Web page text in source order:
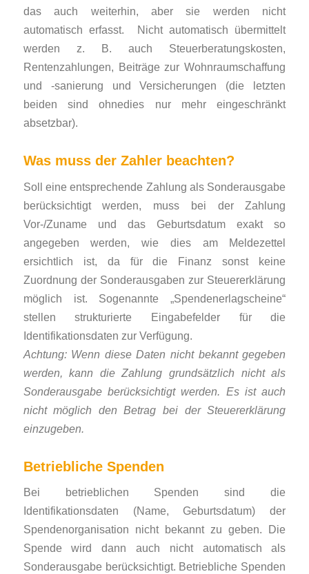
das auch weiterhin, aber sie werden nicht
automatisch erfasst. Nicht automatisch übermittelt
werden z. B. auch Steuerberatungskosten,
Rentenzahlungen, Beiträge zur Wohnraumschaffung
und -sanierung und Versicherungen (die letzten
beiden sind ohnedies nur mehr eingeschränkt
absetzbar).
Was muss der Zahler beachten?
Soll eine entsprechende Zahlung als Sonderausgabe
berücksichtigt werden, muss bei der Zahlung
Vor-/Zuname und das Geburtsdatum exakt so
angegeben werden, wie dies am Meldezettel
ersichtlich ist, da für die Finanz sonst keine
Zuordnung der Sonderausgaben zur Steuererklärung
möglich ist. Sogenannte „Spendenerlagscheine“
stellen strukturierte Eingabefelder für die
Identifikationsdaten zur Verfügung.
Achtung: Wenn diese Daten nicht bekannt gegeben
werden, kann die Zahlung grundsätzlich nicht als
Sonderausgabe berücksichtigt werden. Es ist auch
nicht möglich den Betrag bei der Steuererklärung
einzugeben.
Betriebliche Spenden
Bei betrieblichen Spenden sind die
Identifikationsdaten (Name, Geburtsdatum) der
Spendenorganisation nicht bekannt zu geben. Die
Spende wird dann auch nicht automatisch als
Sonderausgabe berücksichtigt. Betriebliche Spenden